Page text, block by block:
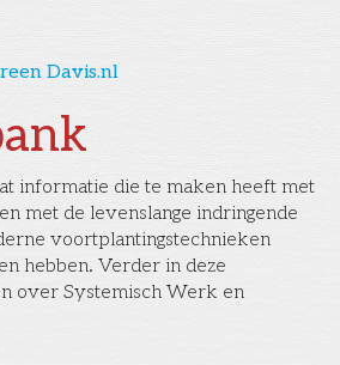
informatie die te maken heeft met
met de levenslange indringende
voortplantingstechnieken
hebben. Verder in deze
over Systemisch Werk en
Davis.nl